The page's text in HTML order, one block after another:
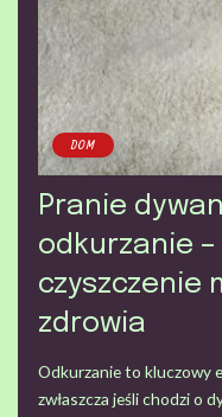
DOM
Pranie
odkurzanie
czyszczenie
zdrowia
Odkurzanie to kluczowy
zwłaszcza jeśli chodzi o